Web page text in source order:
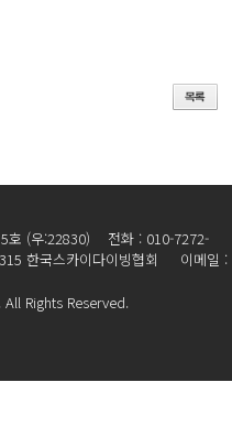
5호 (우:22830) 전화 : 010-7272-
한국스카이다이빙협회 이메일 :
Rights Reserved.